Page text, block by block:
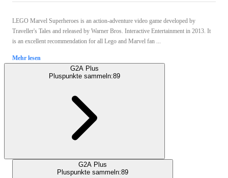
LEGO Marvel Superheroes is an action-adventure video game developed by
Traveller's Tales and released by Warner Bros. Interactive Entertainment in 2013. It
is an excellent recommendation for all Lego and Marvel fan ...
Mehr lesen
G2A Plus
Pluspunkte sammeln:89
G2A Plus
Pluspunkte sammeln:89